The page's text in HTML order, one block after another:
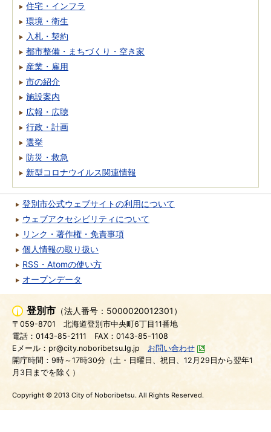
住宅・インフラ
環境・衛生
入札・契約
都市整備・まちづくり・空き家
産業・雇用
市の紹介
施設案内
広報・広聴
行政・計画
選挙
防災・救急
新型コロナウイルス関連情報
登別市公式ウェブサイトの利用について
ウェブアクセシビリティについて
リンク・著作権・免責事項
個人情報の取り扱い
RSS・Atomの使い方
オープンデータ
登別市 （法人番号：5000020012301）
〒059-8701
北海道登別市中央町6丁目11番地
電話：0143-85-2111
FAX：0143-85-1108
Eメール：pr@city.noboribetsu.lg.jp
お問い合わせ
開庁時間：9時～17時30分（土・日曜日、祝日、12月29日から翌年1
月3日までを除く）
Copyright © 2013 City of Noboribetsu. All Rights Reserved.